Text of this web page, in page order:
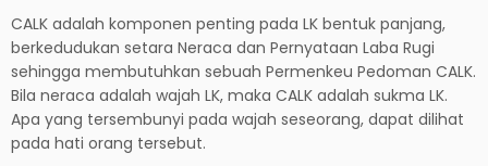
CALK adalah komponen penting pada LK bentuk panjang,
berkedudukan setara Neraca dan Pernyataan Laba Rugi
sehingga membutuhkan sebuah Permenkeu Pedoman CALK.
Bila neraca adalah wajah LK, maka CALK adalah sukma LK.
Apa yang tersembunyi pada wajah seseorang, dapat dilihat
pada hati orang tersebut.